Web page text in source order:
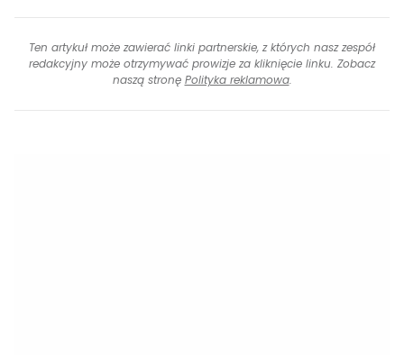
Ten artykuł może zawierać linki partnerskie, z których nasz zespół
redakcyjny może otrzymywać prowizje za kliknięcie linku. Zobacz
naszą stronę Polityka reklamowa.